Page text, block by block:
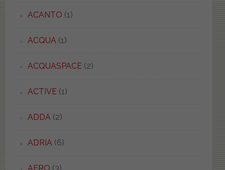
ACANTO (1)
ACQUA(1)
ACQUASPACE(2)
ACTIVE(1)
ADDA(2)
ADRIA(6)